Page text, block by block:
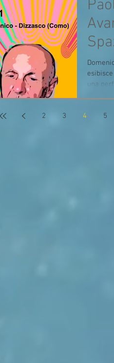
una
2 3 4 5